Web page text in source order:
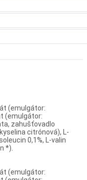
(emulgátor:
(emulgátor:
zahušťovadlo
citrónová), L-
0,1%, L-valin
*).
(emulgátor: